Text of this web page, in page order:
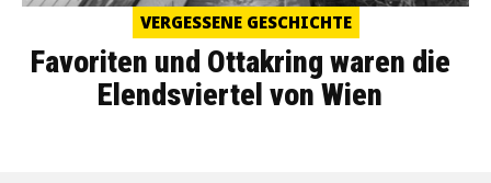
VERGESSENE GESCHICHTE
Favoriten und Ottakring waren die
Elendsviertel von Wien